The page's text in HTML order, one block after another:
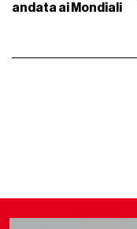
andata ai Mondiali